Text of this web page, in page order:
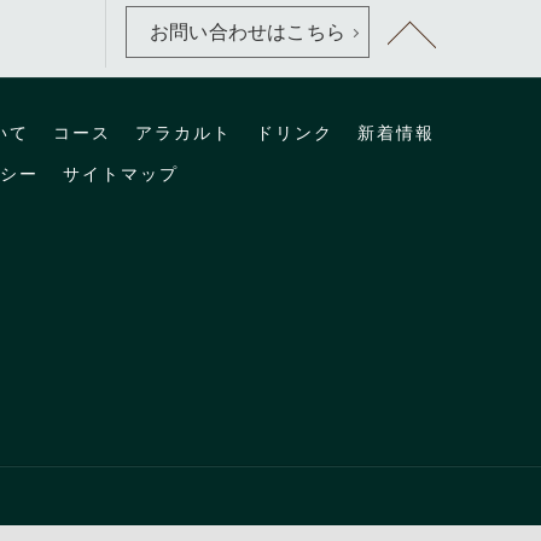
お問い合わせはこちら
て コース アラカルト ドリンク 新着情報
ー サイトマップ